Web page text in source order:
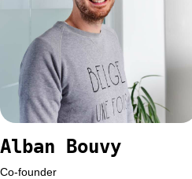
Alban Bouvy
Co-founder